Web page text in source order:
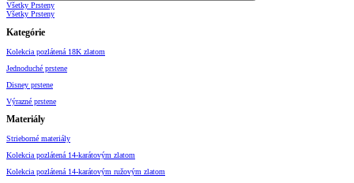
Všetky Prsteny
Všetky Prsteny
Kategórie
Kolekcia pozlátená 18K zlatom
Jednoduché prstene
Disney prstene
Výrazné prstene
Materiály
Strieborné materiály
Kolekcia pozlátená 14-karátovým zlatom
Kolekcia pozlátená 14-karátovým ružovým zlatom